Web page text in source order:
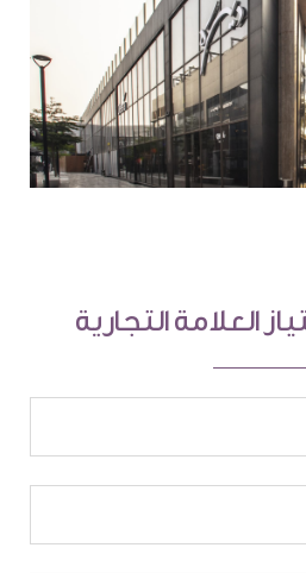
العلامة التجارية